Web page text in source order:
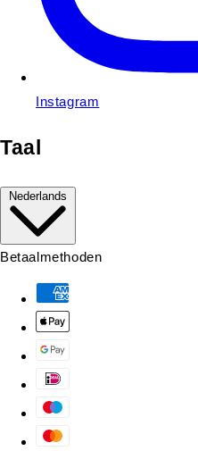
Instagram
Taal
Nederlands
Betaalmethoden